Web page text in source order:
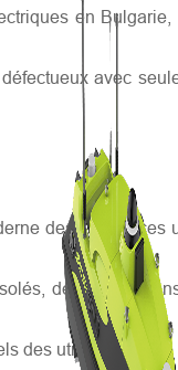
en
avec
des
de
des utilisateurs.